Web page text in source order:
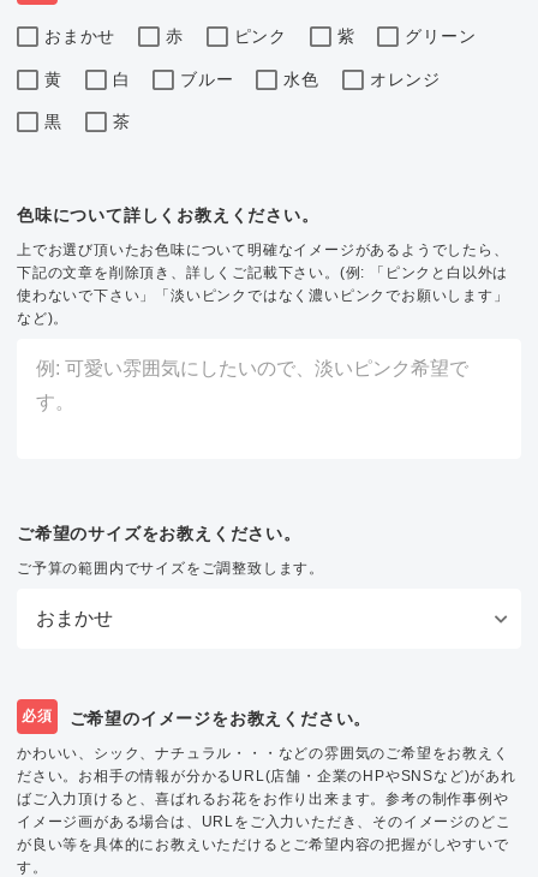
おまかせ 赤 ピンク 紫 グリーン
黄 白 ブルー 水色 オレンジ
黒 茶
色味について詳しくお教えください。
上でお選び頂いたお色味について明確なイメージがあるようでしたら、
下記の文章を削除頂き、詳しくご記載下さい。(例: 「ピンクと白以外は
使わないで下さい」「淡いピンクではなく濃いピンクでお願いします」
など)。
ご希望のサイズをお教えください。
ご予算の範囲内でサイズをご調整致します。
必須 ご希望のイメージをお教えください。
かわいい、シック、ナチュラル・・・などの雰囲気のご希望をお教えく
ださい。お相手の情報が分かるURL(店舗・企業のHPやSNSなど)があれ
ばご入力頂けると、喜ばれるお花をお作り出来ます。参考の制作事例や
イメージ画がある場合は、URLをご入力いただき、そのイメージのどこ
が良い等を具体的にお教えいただけるとご希望内容の把握がしやすいで
す。